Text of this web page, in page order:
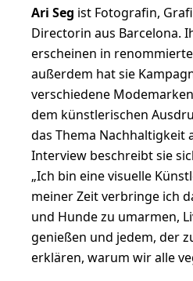
Ari Seg ist Fotografin,
Directorin aus Barcelona.
erscheinen in
außerdem hat sie
verschiedene
dem künstlerischen
das Thema Nachhaltigkeit
Interview beschreibt sie
„Ich bin eine visuelle
meiner Zeit verbringe ich
und Hunde zu umarmen,
genießen und jedem, der
erklären, warum wir alle